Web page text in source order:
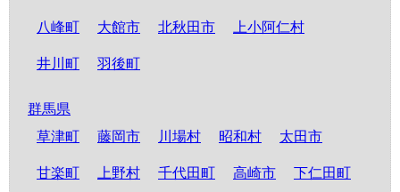
八峰町 大館市 北秋田市 上小阿仁村
井川町 羽後町
群馬県
草津町
藤岡市 川場村 昭和村 太田市
甘楽町 上野村 千代田町 高崎市 下仁田町